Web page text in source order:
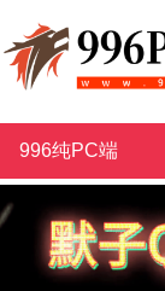
996纯PC端